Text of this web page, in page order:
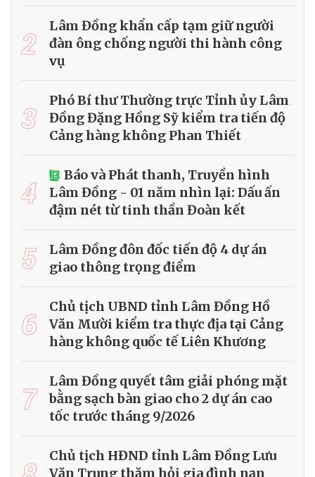
2
Lâm Đồng khẩn cấp tạm giữ người
đàn ông chống người thi hành công
vụ
3
Phó Bí thư Thường trực Tỉnh ủy Lâm
Đồng Đặng Hồng Sỹ kiểm tra tiến độ
Cảng hàng không Phan Thiết
4
Báo và Phát thanh, Truyền hình
Lâm Đồng - 01 năm nhìn lại: Dấu ấn
đậm nét từ tinh thần Đoàn kết
5
Lâm Đồng đôn đốc tiến độ 4 dự án
giao thông trọng điểm
6
Chủ tịch UBND tỉnh Lâm Đồng Hồ
Văn Mười kiểm tra thực địa tại Cảng
hàng không quốc tế Liên Khương
7
Lâm Đồng quyết tâm giải phóng mặt
bằng sạch bàn giao cho 2 dự án cao
tốc trước tháng 9/2026
Chủ tịch HĐND tỉnh Lâm Đồng Lưu
Văn Trung thăm hỏi gia đình nạn